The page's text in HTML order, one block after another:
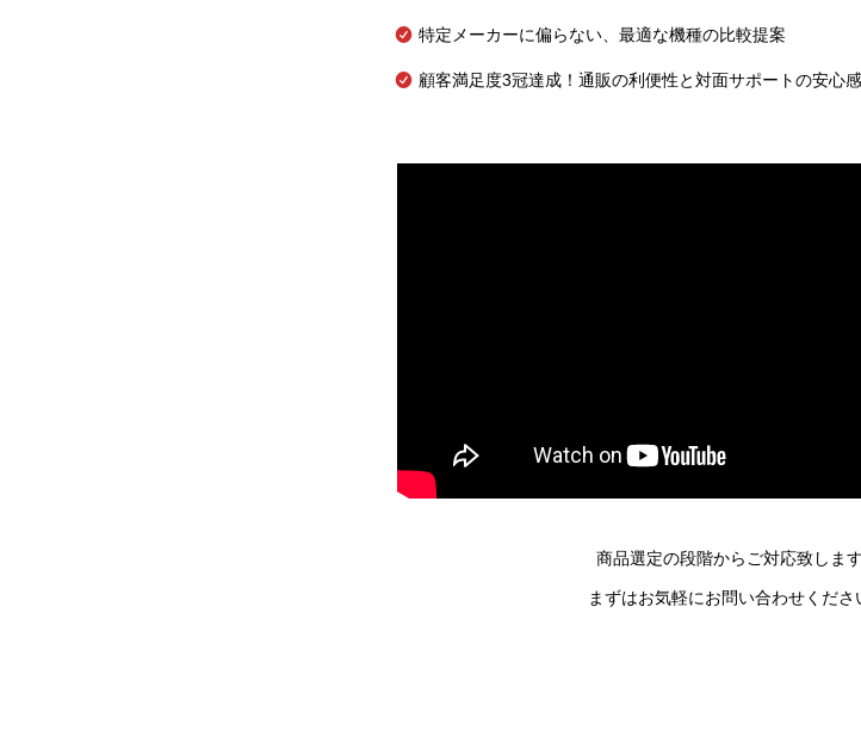
特定メーカーに偏らない、最適な機種の比較提案
顧客満足度3冠達成！通販の利便性と対面サポートの安心
商品選定の段階からご対応致します
まずはお気軽にお問い合わせくださ